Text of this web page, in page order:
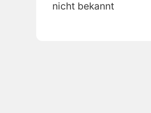
nicht bekannt